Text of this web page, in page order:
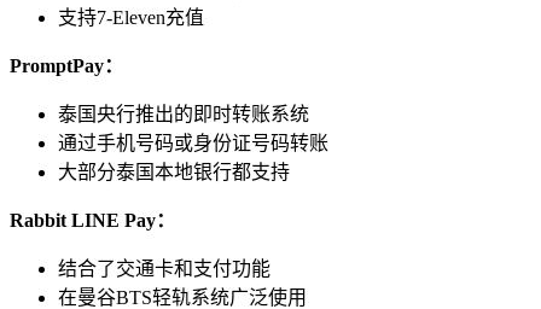
支持7-Eleven充值
PromptPay：
泰国央行推出的即时转账系统
通过手机号码或身份证号码转账
大部分泰国本地银行都支持
Rabbit LINE Pay：
结合了交通卡和支付功能
在曼谷BTS轻轨系统广泛使用